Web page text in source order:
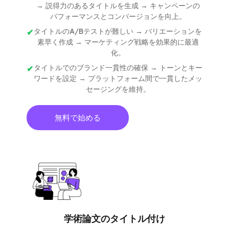
→ 説得力のあるタイトルを生成 → キャンペーンの
パフォーマンスとコンバージョンを向上。
タイトルのA/Bテストが難しい → バリエーションを
素早く作成 → マーケティング戦略を効果的に最適
化。
タイトルでのブランド一貫性の確保 → トーンとキー
ワードを設定 → プラットフォーム間で一貫したメッ
セージングを維持。
無料で始める
学術論文のタイトル付け